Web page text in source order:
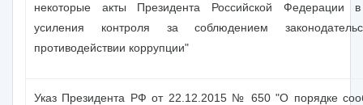
некоторые акты Президента Российской Федерации
усиления контроля за соблюдением
противодействии коррупции"
Указ Президента РФ от 22.12.2015 № 650 "О порядке